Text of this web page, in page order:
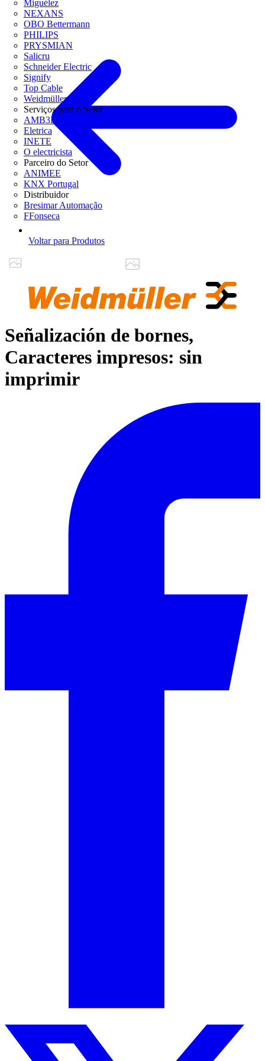
Miguélez
NEXANS
OBO Bettermann
PHILIPS
PRYSMIAN
Salicru
Schneider Electric
Signify
Top Cable
Weidmüller
Serviços para o Setor
AMB3E
Eletrica
INETE
O electricista
Parceiro do Setor
ANIMEE
KNX Portugal
Distribuidor
Bresimar Automação
FFonseca
Voltar para Produtos
Señalización de bornes,
Caracteres impresos: sin
imprimir